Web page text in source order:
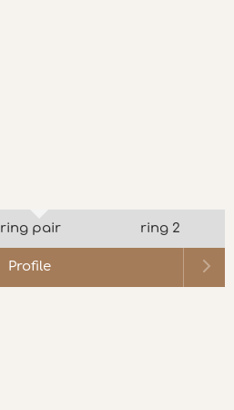
ring pair ring 2
Profile